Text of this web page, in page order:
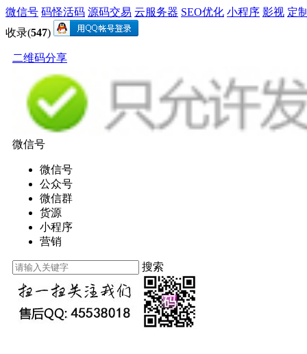
微信号 码怪活码 源码交易 云服务器 SEO优化 小程序 影视 定
收录(547)
二维码分享
微信号
微信号
公众号
微信群
货源
小程序
营销
搜索